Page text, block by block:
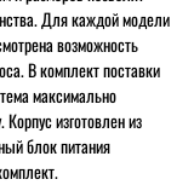
Для каждой модели
возможность
В комплект поставки
максимально
изготовлен из
блок питания